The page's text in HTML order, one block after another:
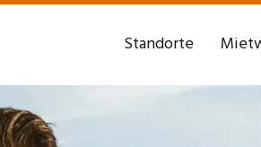
Standorte